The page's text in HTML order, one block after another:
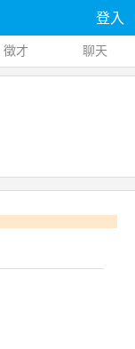
登入
徵才 聊天